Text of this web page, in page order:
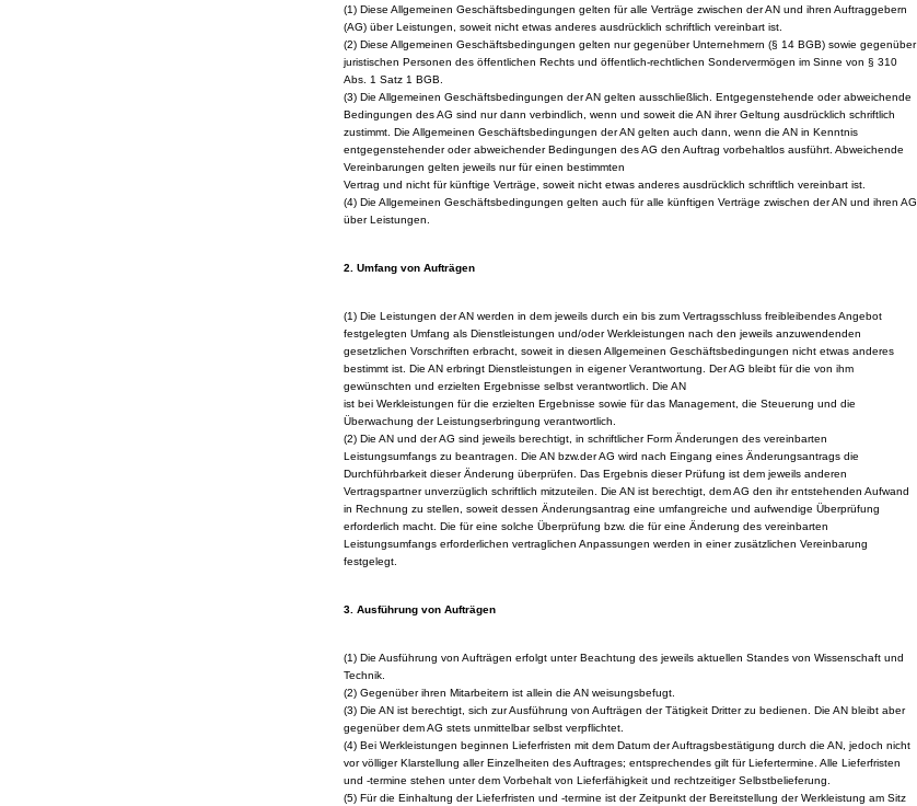
(1) Diese Allgemeinen Geschäftsbedingungen gelten für alle Verträge zwischen der AN und ihren Auftraggebern
(AG) über Leistungen, soweit nicht etwas anderes ausdrücklich schriftlich vereinbart ist.
(2) Diese Allgemeinen Geschäftsbedingungen gelten nur gegenüber Unternehmern (§ 14 BGB) sowie gegenüber
juristischen Personen des öffentlichen Rechts und öffentlich-rechtlichen Sondervermögen im Sinne von § 310
Abs. 1 Satz 1 BGB.
(3) Die Allgemeinen Geschäftsbedingungen der AN gelten ausschließlich. Entgegenstehende oder abweichende
Bedingungen des AG sind nur dann verbindlich, wenn und soweit die AN ihrer Geltung ausdrücklich schriftlich
zustimmt. Die Allgemeinen Geschäftsbedingungen der AN gelten auch dann, wenn die AN in Kenntnis
entgegenstehender oder abweichender Bedingungen des AG den Auftrag vorbehaltlos ausführt. Abweichende
Vereinbarungen gelten jeweils nur für einen bestimmten
Vertrag und nicht für künftige Verträge, soweit nicht etwas anderes ausdrücklich schriftlich vereinbart ist.
(4) Die Allgemeinen Geschäftsbedingungen gelten auch für alle künftigen Verträge zwischen der AN und ihren AG
über Leistungen.
2. Umfang von Aufträgen
(1) Die Leistungen der AN werden in dem jeweils durch ein bis zum Vertragsschluss freibleibendes Angebot
festgelegten Umfang als Dienstleistungen und/oder Werkleistungen nach den jeweils anzuwendenden
gesetzlichen Vorschriften erbracht, soweit in diesen Allgemeinen Geschäftsbedingungen nicht etwas anderes
bestimmt ist. Die AN erbringt Dienstleistungen in eigener Verantwortung. Der AG bleibt für die von ihm
gewünschten und erzielten Ergebnisse selbst verantwortlich. Die AN
ist bei Werkleistungen für die erzielten Ergebnisse sowie für das Management, die Steuerung und die
Überwachung der Leistungserbringung verantwortlich.
(2) Die AN und der AG sind jeweils berechtigt, in schriftlicher Form Änderungen des vereinbarten
Leistungsumfangs zu beantragen. Die AN bzw.der AG wird nach Eingang eines Änderungsantrags die
Durchführbarkeit dieser Änderung überprüfen. Das Ergebnis dieser Prüfung ist dem jeweils anderen
Vertragspartner unverzüglich schriftlich mitzuteilen. Die AN ist berechtigt, dem AG den ihr entstehenden Aufwand
in Rechnung zu stellen, soweit dessen Änderungsantrag eine umfangreiche und aufwendige Überprüfung
erforderlich macht. Die für eine solche Überprüfung bzw. die für eine Änderung des vereinbarten
Leistungsumfangs erforderlichen vertraglichen Anpassungen werden in einer zusätzlichen Vereinbarung
festgelegt.
3. Ausführung von Aufträgen
(1) Die Ausführung von Aufträgen erfolgt unter Beachtung des jeweils aktuellen Standes von Wissenschaft und
Technik.
(2) Gegenüber ihren Mitarbeitern ist allein die AN weisungsbefugt.
(3) Die AN ist berechtigt, sich zur Ausführung von Aufträgen der Tätigkeit Dritter zu bedienen. Die AN bleibt aber
gegenüber dem AG stets unmittelbar selbst verpflichtet.
(4) Bei Werkleistungen beginnen Lieferfristen mit dem Datum der Auftragsbestätigung durch die AN, jedoch nicht
vor völliger Klarstellung aller Einzelheiten des Auftrages; entsprechendes gilt für Liefertermine. Alle Lieferfristen
und -termine stehen unter dem Vorbehalt von Lieferfähigkeit und rechtzeitiger Selbstbelieferung.
(5) Für die Einhaltung der Lieferfristen und -termine ist der Zeitpunkt der Bereitstellung der Werkleistung am Sitz